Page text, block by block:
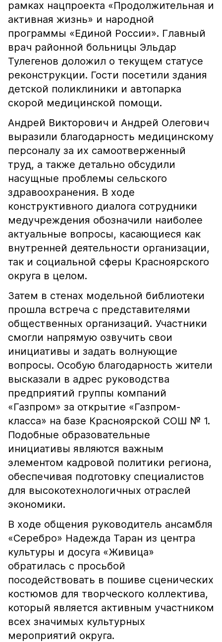
рамках нацпроекта «Продолжительная и
активная жизнь» и народной
программы «Единой России». Главный
врач районной больницы Эльдар
Тулегенов доложил о текущем статусе
реконструкции. Гости посетили здания
детской поликлиники и автопарка
скорой медицинской помощи.
Андрей Викторович и Андрей Олегович
выразили благодарность медицинскому
персоналу за их самоотверженный
труд, а также детально обсудили
насущные проблемы сельского
здравоохранения. В ходе
конструктивного диалога сотрудники
медучреждения обозначили наиболее
актуальные вопросы, касающиеся как
внутренней деятельности организации,
так и социальной сферы Красноярского
округа в целом.
Затем в стенах модельной библиотеки
прошла встреча с представителями
общественных организаций. Участники
смогли напрямую озвучить свои
инициативы и задать волнующие
вопросы. Особую благодарность жители
высказали в адрес руководства
предприятий группы компаний
«Газпром» за открытие «Газпром-
класса» на базе Красноярской СОШ № 1.
Подобные образовательные
инициативы являются важным
элементом кадровой политики региона,
обеспечивая подготовку специалистов
для высокотехнологичных отраслей
экономики.
В ходе общения руководитель ансамбля
«Серебро» Надежда Таран из центра
культуры и досуга «Живица»
обратилась с просьбой
посодействовать в пошиве сценических
костюмов для творческого коллектива,
который является активным участником
всех значимых культурных
мероприятий округа.